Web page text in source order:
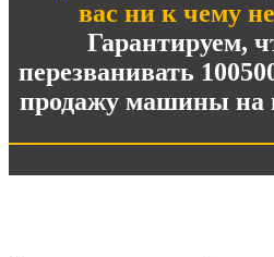
вас ни к чему
Гарантируем,
перезванивать
продажу машины на